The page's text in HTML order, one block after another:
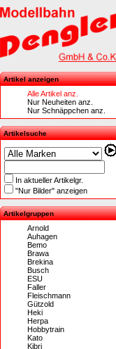
Artikel anzeigen
Alle Artikel anz.
Nur Neuheiten anz.
Nur Schnäppchen anz.
Artikelsuche
In aktueller Artikelgr.
"Nur Bilder" anzeigen
Artikelgruppen
Arnold
Auhagen
Bemo
Brawa
Brekina
Busch
ESU
Faller
Fleischmann
Gützold
Heki
Herpa
Hobbytrain
Kato
Kibri